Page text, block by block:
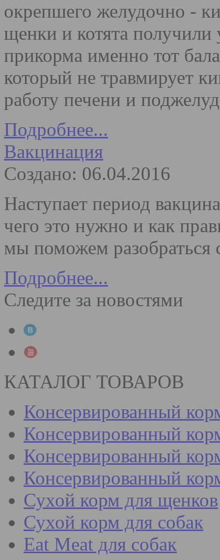
окрепшего желудочно -
щенки и котята
прикорма именно тот
который не травмирует
работу печени и
Подробнее...
Вакцинация
Создано: 06.04.2016
Наступает период
чего это нужно и как
мы поможем
Подробнее...
Следите за новостями
КАТАЛОГ ТОВАРОВ
Консервированный
Консервированный
Консервированный
Консервированный
Сухой корм для щенков
Сухой корм для собак
Eat Meat для собак